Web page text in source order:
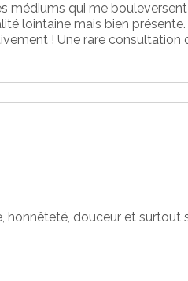
médiums qui me
lointaine mais bien
! Une rare consultation
honnêteté, douceur et surtout